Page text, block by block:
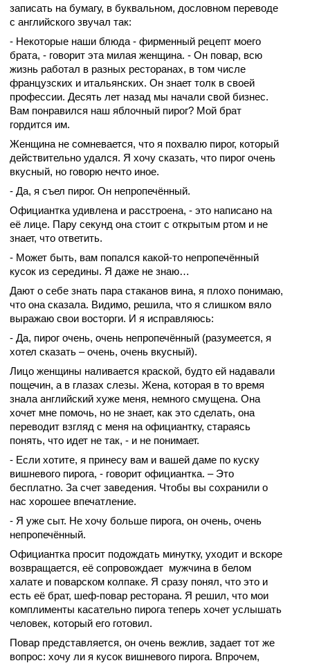
записать на бумагу, в буквальном, дословном переводе
с английского звучал так:
- Некоторые наши блюда - фирменный рецепт моего
брата, - говорит эта милая женщина. - Он повар, всю
жизнь работал в разных ресторанах, в том числе
французских и итальянских. Он знает толк в своей
профессии. Десять лет назад мы начали свой бизнес.
Вам понравился наш яблочный пирог? Мой брат
гордится им.
Женщина не сомневается, что я похвалю пирог, который
действительно удался. Я хочу сказать, что пирог очень
вкусный, но говорю нечто иное.
- Да, я съел пирог. Он непропечённый.
Официантка удивлена и расстроена, - это написано на
её лице. Пару секунд она стоит с открытым ртом и не
знает, что ответить.
- Может быть, вам попался какой-то непропечённый
кусок из середины. Я даже не знаю…
Дают о себе знать пара стаканов вина, я плохо понимаю,
что она сказала. Видимо, решила, что я слишком вяло
выражаю свои восторги. И я исправляюсь:
- Да, пирог очень, очень непропечённый (разумеется, я
хотел сказать – очень, очень вкусный).
Лицо женщины наливается краской, будто ей надавали
пощечин, а в глазах слезы. Жена, которая в то время
знала английский хуже меня, немного смущена. Она
хочет мне помочь, но не знает, как это сделать, она
переводит взгляд с меня на официантку, стараясь
понять, что идет не так, - и не понимает.
- Если хотите, я принесу вам и вашей даме по куску
вишневого пирога, - говорит официантка. – Это
бесплатно. За счет заведения. Чтобы вы сохранили о
нас хорошее впечатление.
- Я уже сыт. Не хочу больше пирога, он очень, очень
непропечённый.
Официантка просит подождать минутку, уходит и вскоре
возвращается, её сопровождает мужчина в белом
халате и поварском колпаке. Я сразу понял, что это и
есть её брат, шеф-повар ресторана. Я решил, что мои
комплименты касательно пирога теперь хочет услышать
человек, который его готовил.
Повар представляется, он очень вежлив, задает тот же
вопрос: хочу ли я кусок вишневого пирога. Впрочем,